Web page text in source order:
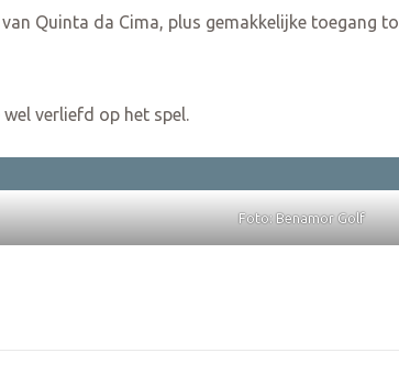
Quinta da Cima, plus gemakkelijke toegang
verliefd op het spel.
Foto: Benamor Golf